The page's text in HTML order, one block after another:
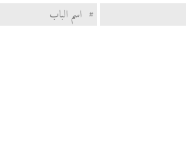
# اسم الباب